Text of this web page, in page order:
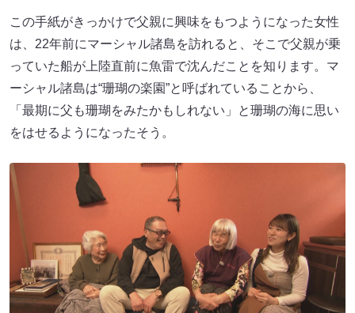
この手紙がきっかけで父親に興味をもつようになった女性
は、22年前にマーシャル諸島を訪れると、そこで父親が乗
っていた船が上陸直前に魚雷で沈んだことを知ります。マ
ーシャル諸島は“珊瑚の楽園”と呼ばれていることから、
「最期に父も珊瑚をみたかもしれない」と珊瑚の海に思い
をはせるようになったそう。